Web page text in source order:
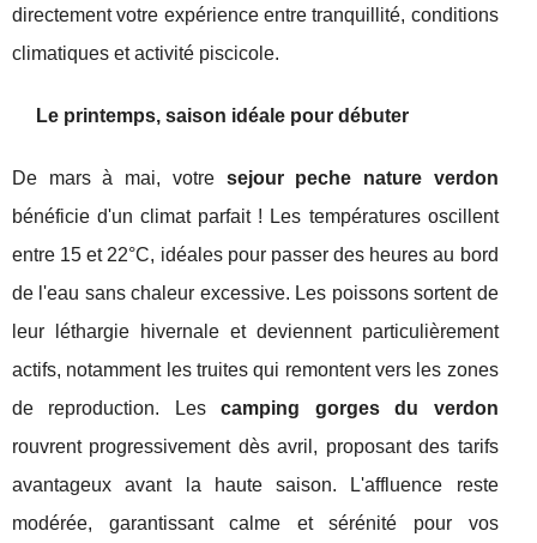
directement votre expérience entre tranquillité, conditions
climatiques et activité piscicole.
Le printemps, saison idéale pour débuter
De mars à mai, votre sejour peche nature verdon
bénéficie d'un climat parfait ! Les températures oscillent
entre 15 et 22°C, idéales pour passer des heures au bord
de l'eau sans chaleur excessive. Les poissons sortent de
leur léthargie hivernale et deviennent particulièrement
actifs, notamment les truites qui remontent vers les zones
de reproduction. Lescamping gorges du verdon
rouvrent progressivement dès avril, proposant des tarifs
avantageux avant la haute saison. L'affluence reste
modérée, garantissant calme et sérénité pour vos